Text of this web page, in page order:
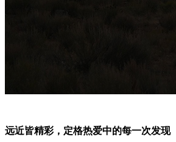
远近皆精彩，定格热爱中的每一次发现